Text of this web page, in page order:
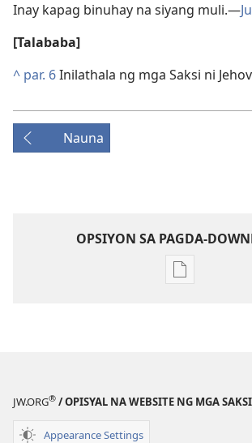
Inay kapag binuhay na siyang muli.​—
[Talababa]
^ par. 6Inilathala ng mga Saksi ni
Nauna
OPSIYON SA PAGDA-
Opsiyon
GUMISING!
JW.ORG® / OPISYAL NA WEBSITE NG MGA
Appearance Settings